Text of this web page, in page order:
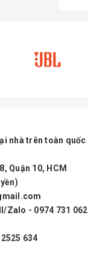
nhà trên toàn quốc
Quận 10, HCM
Zalo - 0974 731 062
634